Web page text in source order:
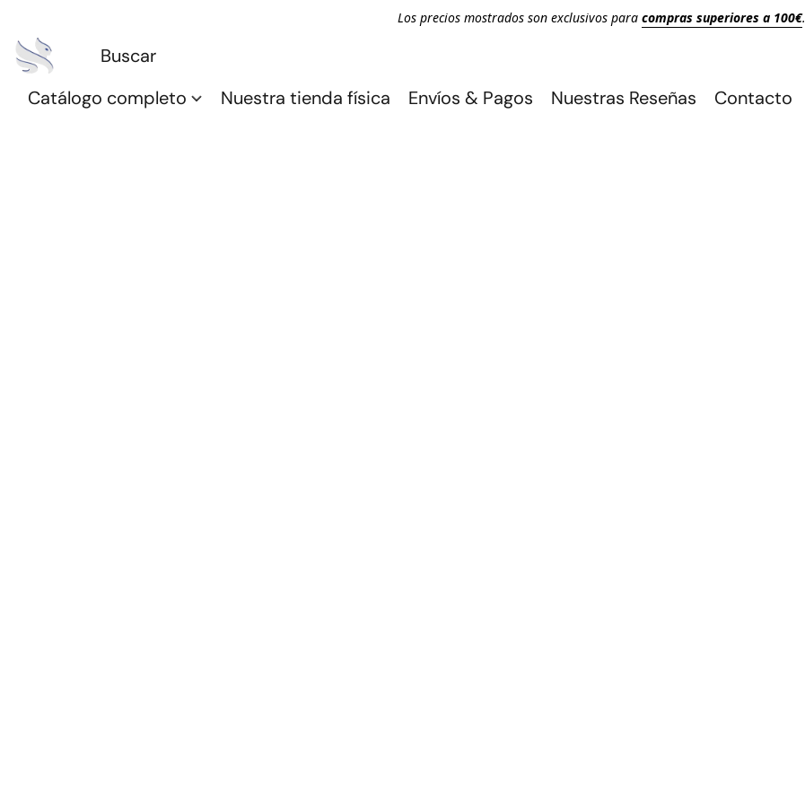
Los precios mostrados son exclusivos para compras superiores a 100€.
Catálogo completo Nuestra tienda física Envíos & Pagos Nuestras Reseñas Contacto